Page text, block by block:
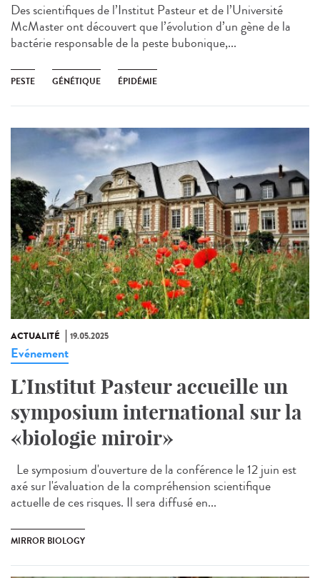
Des scientifiques de l’Institut Pasteur et de l’Université
McMaster ont découvert que l’évolution d’un gène de la
bactérie responsable de la peste bubonique,...
PESTE GÉNÉTIQUE ÉPIDÉMIE
ACTUALITÉ 19.05.2025
Evénement
L’Institut Pasteur accueille un
symposium international sur la
«biologie miroir»
Le symposium d'ouverture de la conférence le 12 juin est
axé sur l'évaluation de la compréhension scientifique
actuelle de ces risques. Il sera diffusé en...
MIRROR BIOLOGY